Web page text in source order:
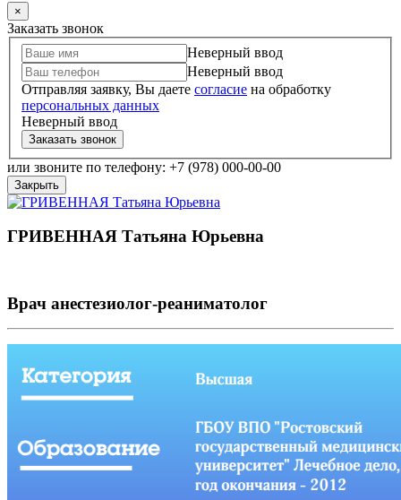
×
Заказать звонок
Неверный ввод
Неверный ввод
Отправляя заявку, Вы даете согласие на обработку
персональных данных
Неверный ввод
Заказать звонок
или звоните по телефону: +7 (978) 000-00-00
Закрыть
ГРИВЕННАЯ Татьяна Юрьевна
Врач анестезиолог-реаниматолог